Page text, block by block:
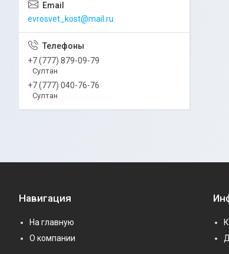
evrosvet_kost@mail.ru
+7 (777) 879-09-79
Султан
+7 (777) 040-76-76
Султан
Навигация
На главную
О компании